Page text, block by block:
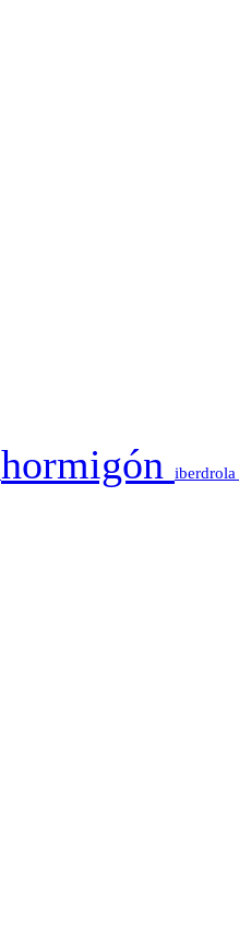
hormigón iberdrola